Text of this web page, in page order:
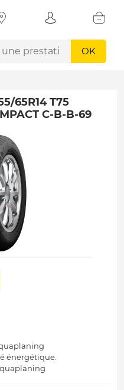
OK
65R14 T75
C-B-B-69
énergétique.